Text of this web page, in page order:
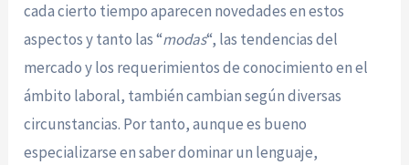
cada cierto tiempo aparecen novedades en estos
aspectos y tanto las “modas“, las tendencias del
mercado y los requerimientos de conocimiento en el
ámbito laboral, también cambian según diversas
circunstancias. Por tanto, aunque es bueno
especializarse en saber dominar un lenguaje,